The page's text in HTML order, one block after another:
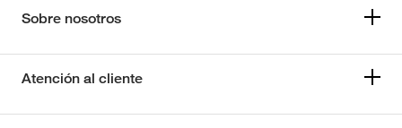
Sobre nosotros
Atención al cliente